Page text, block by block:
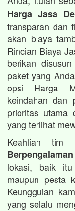
Harga Jasa
transparan dan
akan biaya
Rincian Biaya
berikan
paket yang
opsi Harga
keindahan dan
prioritas utama
yang terlihat
Keahlian tim
Berpengalaman
lokasi, baik
maupun pesta
Keunggulan
yang selalu